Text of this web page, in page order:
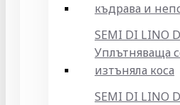
къдрава и
SEMI DI LINO
Уплътняваща
изтъняла коса
SEMI DI LINO